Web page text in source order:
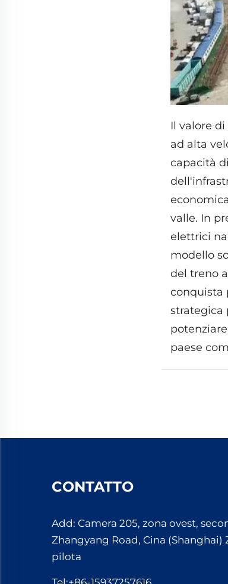
Il valore
ad alta
capacità
valle. In
elettrici
modello
del treno
conquista
strategica
paese
CONTATTO
Add: Camera 205, zona ovest,
Zhangyang Road, Cina
pilota